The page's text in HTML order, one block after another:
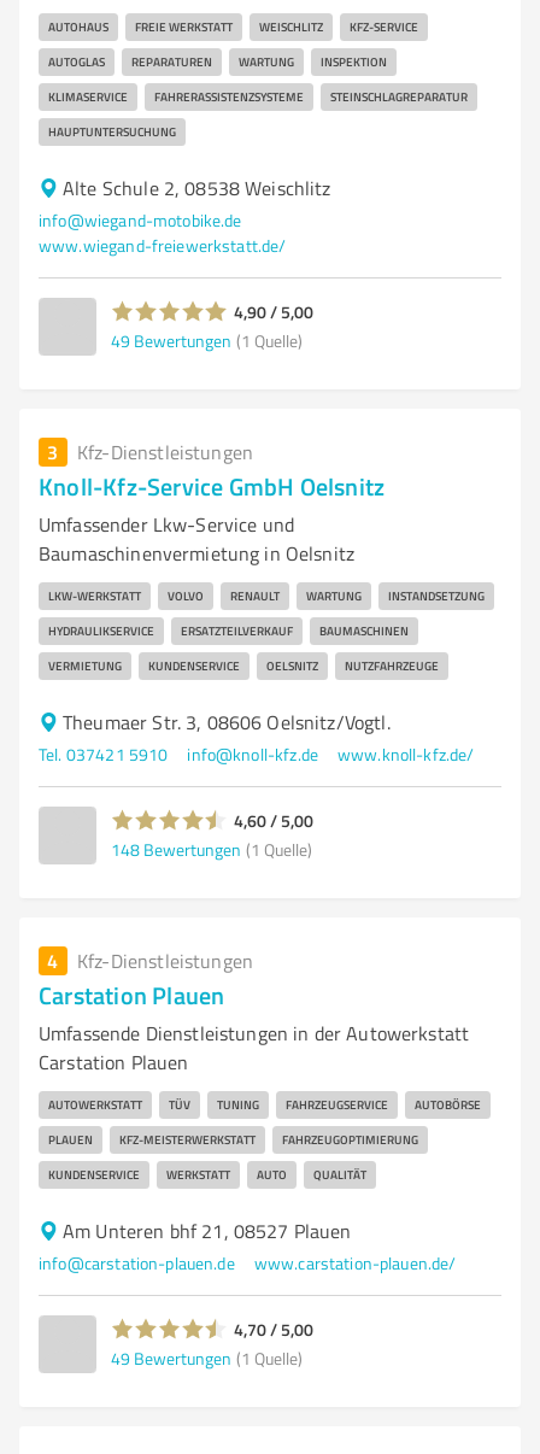
AUTOHAUS FREIE WERKSTATT WEISCHLITZ KFZ-SERVICE
AUTOGLAS REPARATUREN WARTUNG INSPEKTION
KLIMASERVICE FAHRERASSISTENZSYSTEME STEINSCHLAGREPARATUR
HAUPTUNTERSUCHUNG
Alte Schule 2, 08538 Weischlitz
info@wiegand-motobike.de
www.wiegand-freiewerkstatt.de/
4,90 / 5,00
49 Bewertungen (1 Quelle)
3 Kfz-Dienstleistungen
Knoll-Kfz-Service GmbH Oelsnitz
Umfassender Lkw-Service und
Baumaschinenvermietung in Oelsnitz
LKW-WERKSTATT VOLVO RENAULT WARTUNG INSTANDSETZUNG
HYDRAULIKSERVICE ERSATZTEILVERKAUF BAUMASCHINEN
VERMIETUNG KUNDENSERVICE OELSNITZ NUTZFAHRZEUGE
Theumaer Str. 3, 08606 Oelsnitz/Vogtl.
Tel. 037421 5910 info@knoll-kfz.de www.knoll-kfz.de/
4,60 / 5,00
148 Bewertungen (1 Quelle)
4 Kfz-Dienstleistungen
Carstation Plauen
Umfassende Dienstleistungen in der Autowerkstatt
Carstation Plauen
AUTOWERKSTATT TÜV TUNING FAHRZEUGSERVICE AUTOBÖRSE
PLAUEN KFZ-MEISTERWERKSTATT FAHRZEUGOPTIMIERUNG
KUNDENSERVICE WERKSTATT AUTO QUALITÄT
Am Unteren bhf 21, 08527 Plauen
info@carstation-plauen.de www.carstation-plauen.de/
4,70 / 5,00
49 Bewertungen (1 Quelle)